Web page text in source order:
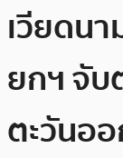
เวียดน
ยกฯ จับ
ตะวันอ